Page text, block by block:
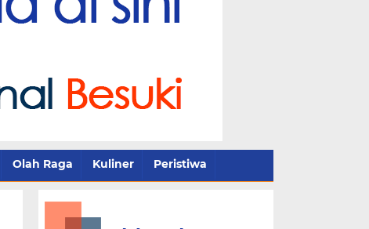
Olah Raga Kuliner Peristiwa